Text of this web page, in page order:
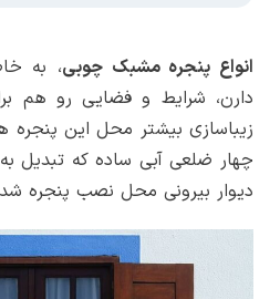
انواع پنجره مشبک چوبی، به
دارن، شرایط و فضایی رو هم
زیباسازی بیشتر محل این
چهار ضلعی آبی ساده که تبدیل
دیوار بیرونی محل نصب پنجره